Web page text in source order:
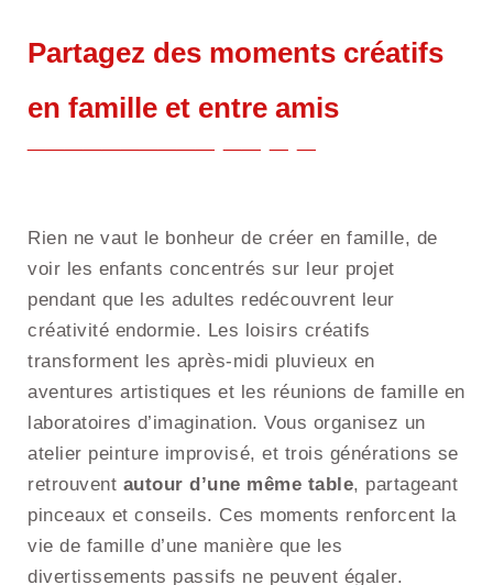
Partagez des moments créatifs
en famille et entre amis
Rien ne vaut le bonheur de créer en famille, de
voir les enfants concentrés sur leur projet
pendant que les adultes redécouvrent leur
créativité endormie. Les loisirs créatifs
transforment les après-midi pluvieux en
aventures artistiques et les réunions de famille en
laboratoires d’imagination. Vous organisez un
atelier peinture improvisé, et trois générations se
retrouvent autour d’une même table, partageant
pinceaux et conseils. Ces moments renforcent la
vie de famille d’une manière que les
divertissements passifs ne peuvent égaler.